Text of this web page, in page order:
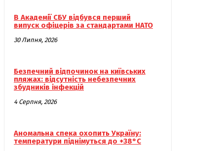
В Академії СБУ відбувся перший
випуск офіцерів за стандартами НАТО
30 Липня, 2026
Безпечний відпочинок на київських
пляжах: відсутність небезпечних
збудників інфекцій
4 Серпня, 2026
Аномальна спека охопить Україну:
температури піднімуться до +38°C